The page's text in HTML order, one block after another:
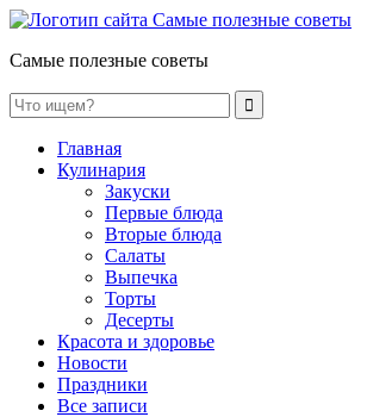
Самые полезные советы
Главная
Кулинария
Закуски
Первые блюда
Вторые блюда
Салаты
Выпечка
Торты
Десерты
Красота и здоровье
Новости
Праздники
Все записи